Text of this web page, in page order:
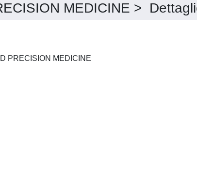
MEDICINE >